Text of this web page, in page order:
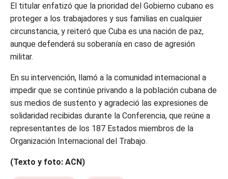
El titular enfatizó que la prioridad del Gobierno cubano es
proteger a los trabajadores y sus familias en cualquier
circunstancia, y reiteró que Cuba es una nación de paz,
aunque defenderá su soberanía en caso de agresión
militar.
En su intervención, llamó a la comunidad internacional a
impedir que se continúe privando a la población cubana de
sus medios de sustento y agradeció las expresiones de
solidaridad recibidas durante la Conferencia, que reúne a
representantes de los 187 Estados miembros de la
Organización Internacional del Trabajo.
(Texto y foto: ACN)